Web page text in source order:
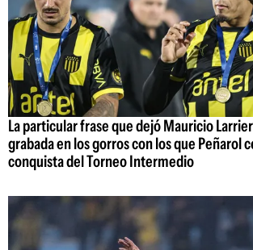
La particular frase que dejó Mauricio
grabada en los gorros con los que Peñarol
conquista del Torneo Intermedio